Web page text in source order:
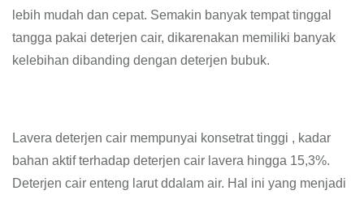
lebih mudah dan cepat. Semakin banyak tempat tinggal
tangga pakai deterjen cair, dikarenakan memiliki banyak
kelebihan dibanding dengan deterjen bubuk.
Lavera deterjen cair mempunyai konsetrat tinggi , kadar
bahan aktif terhadap deterjen cair lavera hingga 15,3%.
Deterjen cair enteng larut ddalam air. Hal ini yang menjadi